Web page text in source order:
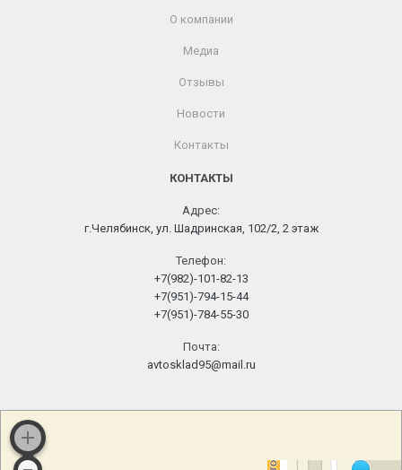
О компании
Медиа
Отзывы
Новости
Контакты
КОНТАКТЫ
Адрес:
г.Челябинск, ул. Шадринская, 102/2, 2 этаж
Телефон:
+7(982)-101-82-13
+7(951)-794-15-44
+7(951)-784-55-30
Почта:
avtosklad95@mail.ru